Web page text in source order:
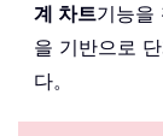
계 차트기능을
을 기반으로
다。